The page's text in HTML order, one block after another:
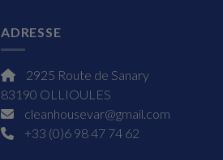
ADRESSE
2925 Route de Sanary
83190 OLLIOULES
cleanhousevar@gmail.com
+33 (0)6 98 47 74 62